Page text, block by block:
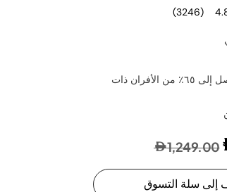
(3246)
أسرع بنسبة تصل إلى ٦٥٪ من الأفران ذات
1,249.00
إلى سلة التسوق